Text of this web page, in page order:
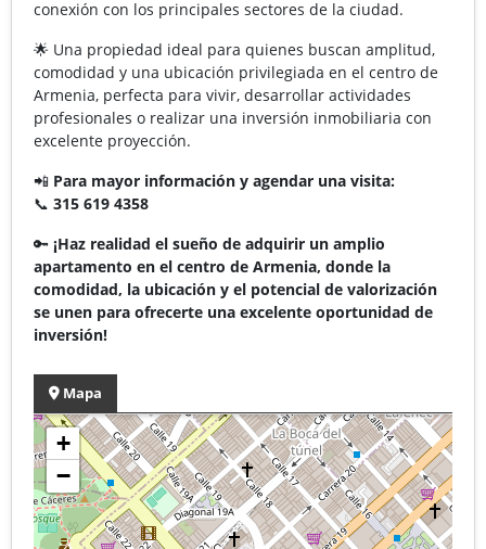
conexión con los principales sectores de la ciudad.
🌟 Una propiedad ideal para quienes buscan amplitud,
comodidad y una ubicación privilegiada en el centro de
Armenia, perfecta para vivir, desarrollar actividades
profesionales o realizar una inversión inmobiliaria con
excelente proyección.
📲 Para mayor información y agendar una visita:
📞 315 619 4358
🔑 ¡Haz realidad el sueño de adquirir un amplio
apartamento en el centro de Armenia, donde la
comodidad, la ubicación y el potencial de valorización
se unen para ofrecerte una excelente oportunidad de
inversión!
Mapa
+
−